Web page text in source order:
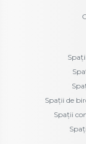
Spații de
Spații